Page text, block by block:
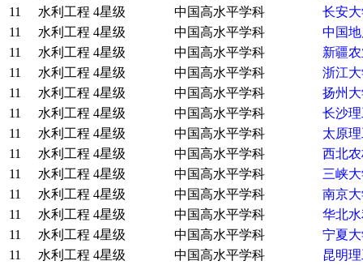
11
水利工程 4星级 中国高水平学科
长安
11
水利工程 4星级 中国高水平学科
中国
11
水利工程 4星级 中国高水平学科
新疆
11
水利工程 4星级 中国高水平学科
浙江
11
水利工程 4星级 中国高水平学科
扬州
11
水利工程 4星级 中国高水平学科
长沙
11
水利工程 4星级 中国高水平学科
太原
11
水利工程 4星级 中国高水平学科
西北
11
水利工程 4星级 中国高水平学科
三峡
11
水利工程 4星级 中国高水平学科
南京
11
水利工程 4星级 中国高水平学科
华北
11
水利工程 4星级 中国高水平学科
宁夏
11
水利工程 4星级 中国高水平学科
昆明